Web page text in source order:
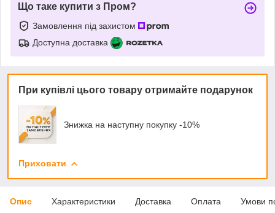
Що таке купити з Пром?
Замовлення під захистом
Доступна доставка
При купівлі цього товару отримайте подарунок
Знижка на наступну покупку -10%
Приховати
Опис Характеристики Доставка Оплата Умови